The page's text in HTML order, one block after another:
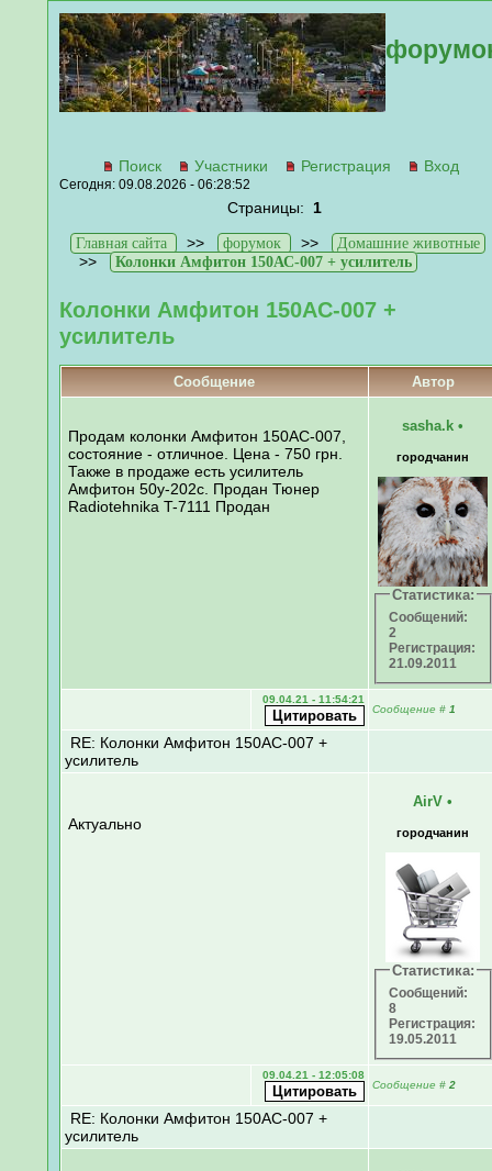
Поиск Участники Регистрация Вход
Сегодня: 09.08.2026 - 06:28:52
Страницы: 1
Главная сайта >> форумок >> Домашние животные
>> Колонки Амфитон 150АС-007 + усилитель
Колонки Амфитон 150АС-007 +
усилитель
Сообщение Автор
Продам колонки Амфитон 150АС-007,
состояние - отличное. Цена - 750 грн.
Также в продаже есть усилитель
Амфитон 50у-202с. Продан Тюнер
Radiotehnika T-7111 Продан
sasha.k •
городчанин
Статистика:
Сообщений:
2
Регистрация:
21.09.2011
09.04.21 - 11:54:21
Сообщение # 1
RE: Колонки Амфитон 150АС-007 +
усилитель
Актуально
AirV •
городчанин
Статистика:
Сообщений:
8
Регистрация:
19.05.2011
09.04.21 - 12:05:08
Сообщение # 2
RE: Колонки Амфитон 150АС-007 +
усилитель